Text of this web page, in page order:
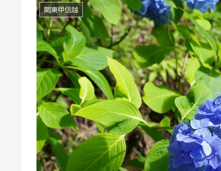
関東甲信越